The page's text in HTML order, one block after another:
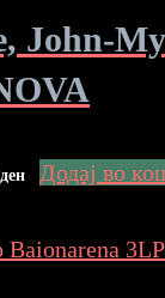
John-
ден Додај во